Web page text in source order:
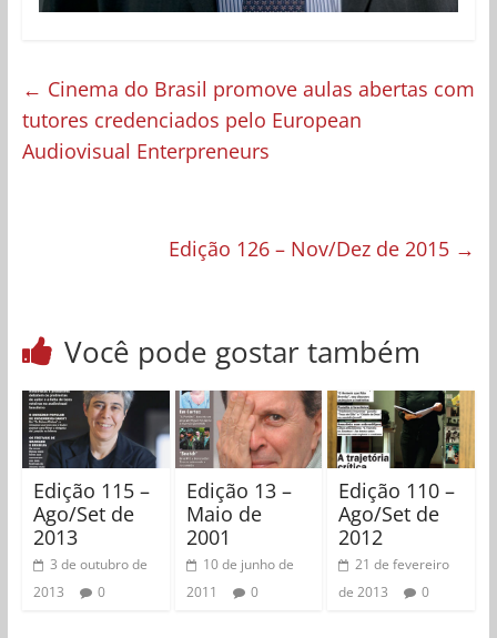
← Cinema do Brasil promove aulas abertas com
tutores credenciados pelo European
Audiovisual Enterpreneurs
Edição 126 – Nov/Dez de 2015 →
Você pode gostar também
Edição 115 –
Ago/Set de
2013
3 de outubro de
2013
0
Edição 13 –
Maio de
2001
10 de junho de
2011
0
Edição 110 –
Ago/Set de
2012
21 de fevereiro
de 2013
0